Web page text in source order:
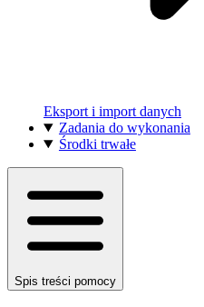
Eksport i import danych
Zadania do wykonania
Środki trwałe
Spis treści pomocy